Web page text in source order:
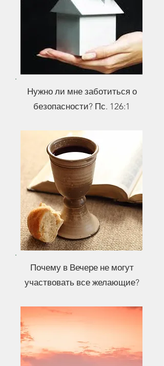
Нужно ли мне заботиться о
безопасности? Пс. 126:1
Почему в Вечере не могут
участвовать все желающие?